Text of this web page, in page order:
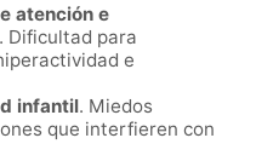
atención e
. Dificultad para
e
infantil. Miedos
que interfieren con